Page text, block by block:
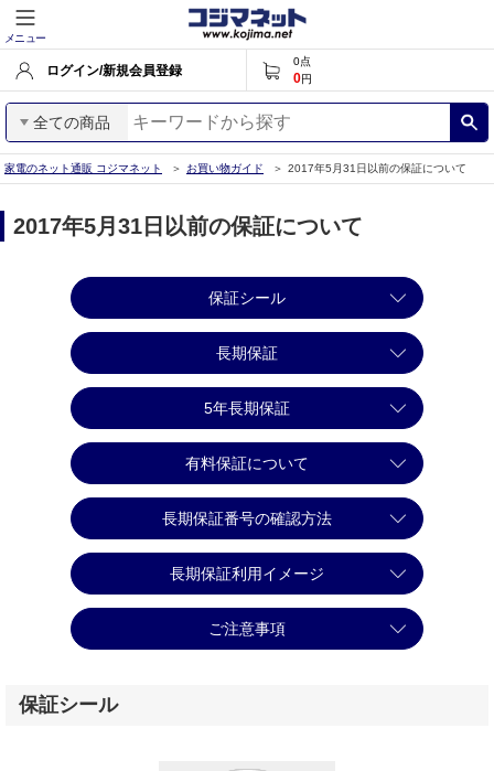
メニュー
ログイン/新規会員登録
0点
0円
全ての商品
家電のネット通販 コジマネット お買い物ガイド 2017年5月31日以前の保証について
2017年5月31日以前の保証について
保証シール
長期保証
5年長期保証
有料保証について
長期保証番号の確認方法
長期保証利用イメージ
ご注意事項
保証シール